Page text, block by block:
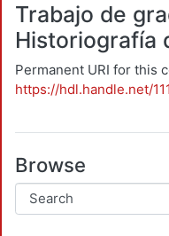
Trabajo de
Historiografía
Permanent URI for this
https://hdl.handle.net/
Browse